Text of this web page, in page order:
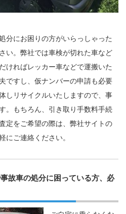
分にお困りの方がいらっしゃった
い。弊社では車検が切れた車など
ければレッカー車などで運搬いた
ですし、仮ナンバーの申請も必要
しリサイクルいたしますので、事
。もちろん、引き取り手数料手続
定をご希望の際は、弊社サイトの
にご連絡ください。
故車の処分に困っている方、必